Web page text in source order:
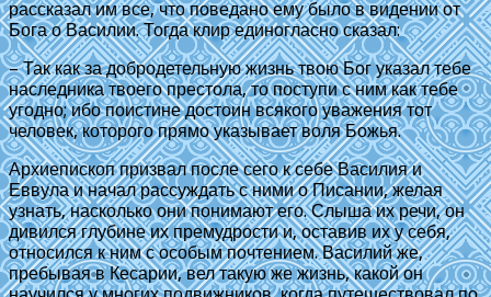
рассказал им все, что поведано ему было в видении от
Бога о Василии. Тогда клир единогласно сказал:
– Так как за добродетельную жизнь твою Бог указал тебе
наследника твоего престола, то поступи с ним как тебе
угодно; ибо поистине достоин всякого уважения тот
человек, которого прямо указывает воля Божья.
Архиепископ призвал после сего к себе Василия и
Еввула и начал рассуждать с ними о Писании, желая
узнать, насколько они понимают его. Слыша их речи, он
дивился глубине их премудрости и, оставив их у себя,
относился к ним с особым почтением. Василий же,
пребывая в Кесарии, вел такую же жизнь, какой он